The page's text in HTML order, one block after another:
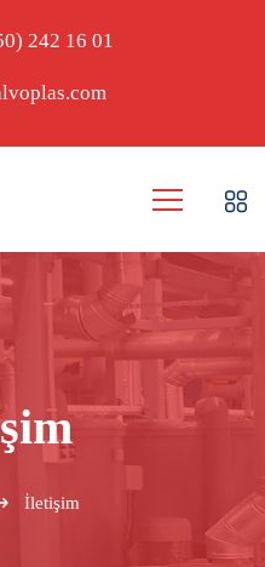
242 16 01
İletişim